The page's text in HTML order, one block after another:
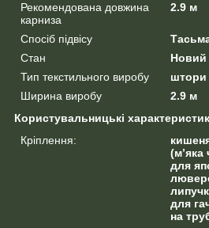
Рекомендована довжина
карниза
2.9 м
Спосіб підвісу
Стан
Новий
Тип текстильного виробу
штори
Ширина виробу
2.9 м
Користувальницькі
Кріплення:
(м’яка
для
для
на